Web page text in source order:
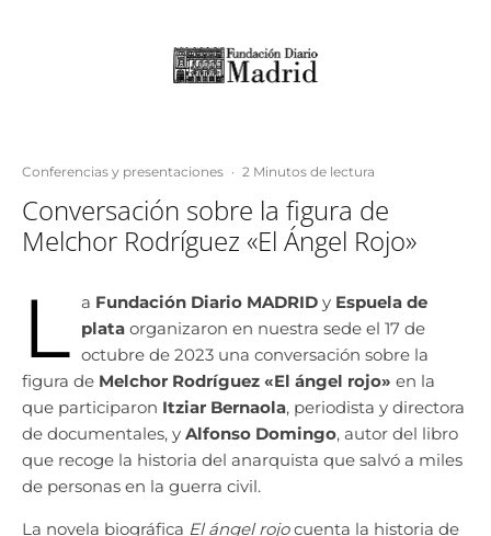
Conferencias y presentaciones · 2 Minutos de lectura
Conversación sobre la figura de
Melchor Rodríguez «El Ángel Rojo»
L a Fundación Diario MADRID y Espuela de
plata organizaron en nuestra sede el 17 de
octubre de 2023 una conversación sobre la
figura de Melchor Rodríguez «El ángel rojo» en la
que participaron Itziar Bernaola, periodista y directora
de documentales, y Alfonso Domingo, autor del libro
que recoge la historia del anarquista que salvó a miles
de personas en la guerra civil.
La novela biográfica El ángel rojocuenta la historia de